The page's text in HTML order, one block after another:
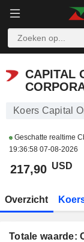
CAPITAL
Koers Capital
Geschatte realtime
19:36:58 07-08-2026
217,90 USD
Overzicht
Totale waarde: